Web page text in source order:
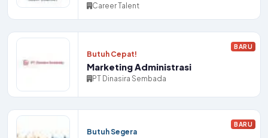
Career Talent
Butuh Cepat!
Marketing Administrasi
PT Dinasira Sembada
BARU
Butuh Segera
BARU